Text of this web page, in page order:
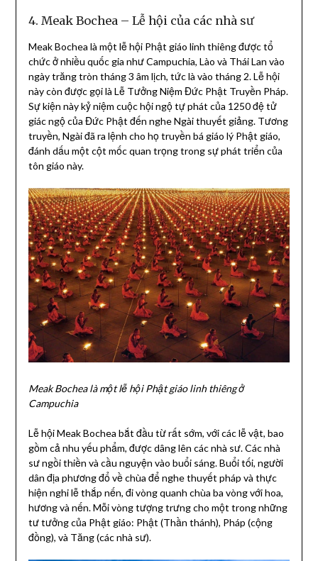
4. Meak Bochea – Lễ hội của các nhà sư
Meak Bochea là một lễ hội Phật giáo linh thiêng được tổ
chức ở nhiều quốc gia như Campuchia, Lào và Thái Lan vào
ngày trăng tròn tháng 3 âm lịch, tức là vào tháng 2. Lễ hội
này còn được gọi là Lễ Tưởng Niệm Đức Phật Truyền Pháp.
Sự kiện này kỷ niệm cuộc hội ngộ tự phát của 1250 đệ tử
giác ngộ của Đức Phật đến nghe Ngài thuyết giảng. Tương
truyền, Ngài đã ra lệnh cho họ truyền bá giáo lý Phật giáo,
đánh dấu một cột mốc quan trọng trong sự phát triển của
tôn giáo này.
Meak Bochea là một lễ hội Phật giáo linh thiêng ở
Campuchia
Lễ hội Meak Bochea bắt đầu từ rất sớm, với các lễ vật, bao
gồm cả nhu yếu phẩm, được dâng lên các nhà sư. Các nhà
sư ngồi thiền và cầu nguyện vào buổi sáng. Buổi tối, người
dân địa phương đổ về chùa để nghe thuyết pháp và thực
hiện nghi lễ thắp nến, đi vòng quanh chùa ba vòng với hoa,
hương và nến. Mỗi vòng tượng trưng cho một trong những
tư tưởng của Phật giáo: Phật (Thần thánh), Pháp (cộng
đồng), và Tăng (các nhà sư).